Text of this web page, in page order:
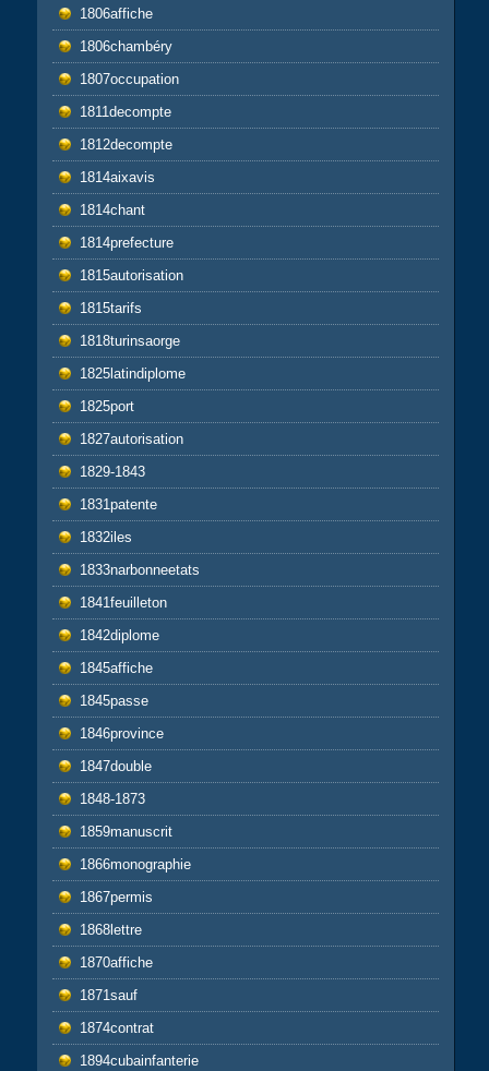
1806affiche
1806chambéry
1807occupation
1811decompte
1812decompte
1814aixavis
1814chant
1814prefecture
1815autorisation
1815tarifs
1818turinsaorge
1825latindiplome
1825port
1827autorisation
1829-1843
1831patente
1832iles
1833narbonneetats
1841feuilleton
1842diplome
1845affiche
1845passe
1846province
1847double
1848-1873
1859manuscrit
1866monographie
1867permis
1868lettre
1870affiche
1871sauf
1874contrat
1894cubainfanterie